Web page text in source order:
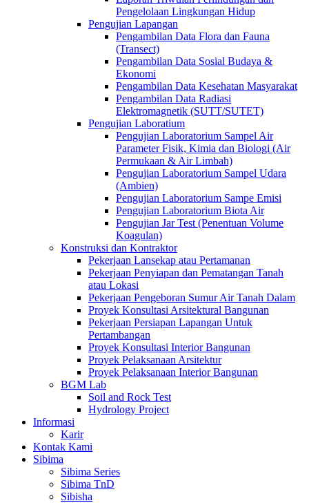
Pengelolaan Lingkungan Hidup
Pengujian Lapangan
Pengambilan Data Flora dan Fauna
(Transect)
Pengambilan Data Sosial Budaya &
Ekonomi
Pengambilan Data Kesehatan Masyarakat
Pengambilan Data Radiasi
Elektromagnetik (SUTT/SUTET)
Pengujian Laboratium
Pengujian Laboratorium Sampel Air
Parameter Fisik, Kimia dan Biologi (Air
Permukaan & Air Limbah)
Pengujian Laboratorium Sampel Udara
(Ambien)
Pengujian Laboratorium Sampe Emisi
Pengujian Laboratorium Biota Air
Pengujian Jar Test (Penentuan Volume
Koagulan)
Konstruksi dan Kontraktor
Pekerjaan Lansekap atau Pertamanan
Pekerjaan Penyiapan dan Pematangan Tanah
atau Lokasi
Pekerjaan Pengeboran Sumur Air Tanah Dalam
Proyek Konsultasi Arsitektural Bangunan
Pekerjaan Persiapan Lapangan Untuk
Pertambangan
Proyek Konsultasi Interior Bangunan
Proyek Pelaksanaan Arsitektur
Proyek Pelaksanaan Interior Bangunan
BGM Lab
Soil and Rock Test
Hydrology Project
Informasi
Karir
Kontak Kami
Sibima
Sibima Series
Sibima TnD
Sibisha